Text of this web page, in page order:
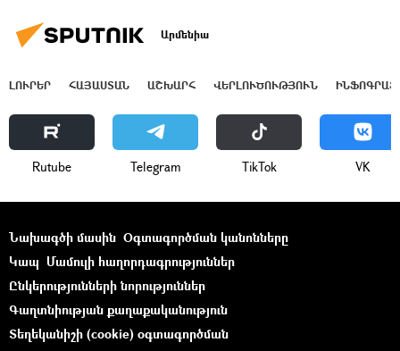
Արմենիա
ԼՈՒՐԵՐ ՀԱՅԱՍՏԱՆ ԱՇԽԱՐՀ ՎԵՐԼՈՒԾՈՒԹՅՈՒՆ
Rutube Telegram ТikТоk VK
Նախագծի մասին Օգտագործման կանոնները
Կապ Մամուլի հաղորդագրություններ
Ընկերությունների նորություններ
Գաղտնիության քաղաքականություն
Տեղեկանիշի (cookie) օգտագործման